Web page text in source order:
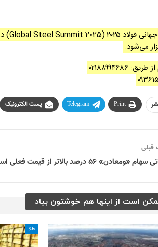
می‌شود.
۰۲۱۸۸۹۹۴۶۸۶
Print
Telegram پست الکترونیک
۵۶ درصد بالاتر از قیمت فعلی است
است از اینها هم خوشتون بیاد
طلا